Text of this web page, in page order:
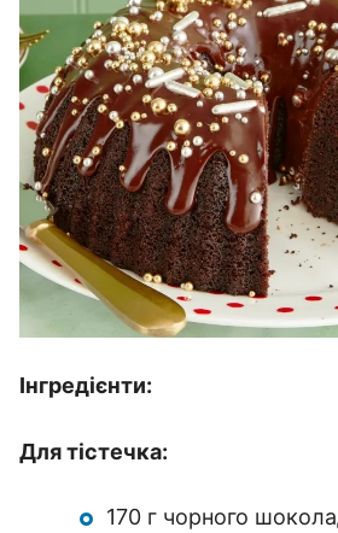
Інгредієнти:
Для тістечка:
170 г чорного